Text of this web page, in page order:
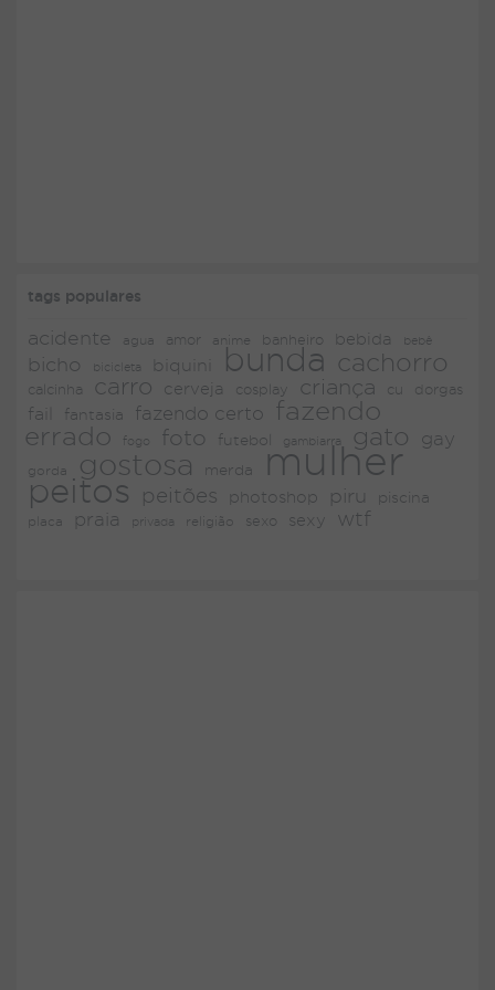
tags populares
acidente agua amor anime banheiro bebida bebê
bicho bicicleta biquini bunda cachorro
calcinha carro cerveja cosplay criança cu dorgas
fail fantasia fazendo certo
fazendo
errado
fogo foto futebol gambiarra gato gay
gorda gostosa merda mulher
peitos peitões photoshop piru piscina
placa praia privada religião sexo sexy wtf